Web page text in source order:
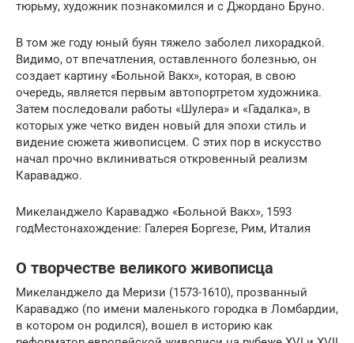
тюрьму, художник познакомился и с Джордано Бруно.
В том же году юный буян тяжело заболел лихорадкой.
Видимо, от впечатления, оставленного болезнью, он
создает картину «Больной Вакх», которая, в свою
очередь, является первым автопортретом художника.
Затем последовали работы «Шулера» и «Гадалка», в
которых уже четко виден новый для эпохи стиль и
видение сюжета живописцем. С этих пор в искусство
начал прочно вклиниваться откровенный реализм
Караваджо.
Микеланджело Караваджо «Больной Вакх», 1593
годМестонахождение: Галерея Боргезе, Рим, Италия
О творчестве великого живописца
Микеланджело да Меризи (1573-1610), прозванный
Караваджо (по имени маленького городка в Ломбардии,
в котором он родился), вошел в историю как